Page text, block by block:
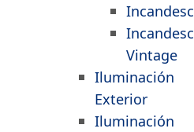
Vintage
Iluminación
Exterior
Iluminación